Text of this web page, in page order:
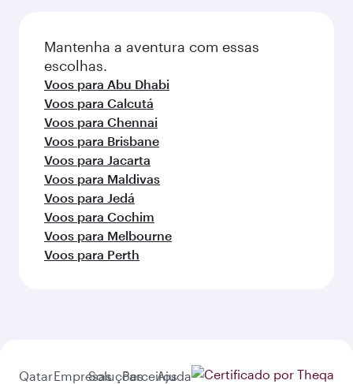
Mantenha a aventura com essas
escolhas.
Voos para Abu Dhabi
Voos para Calcutá
Voos para Chennai
Voos para Brisbane
Voos para Jacarta
Voos para Maldivas
Voos para Jedá
Voos para Cochim
Voos para Melbourne
Voos para Perth
QatarEmpresasSoluçõesParceiros
Ajuda